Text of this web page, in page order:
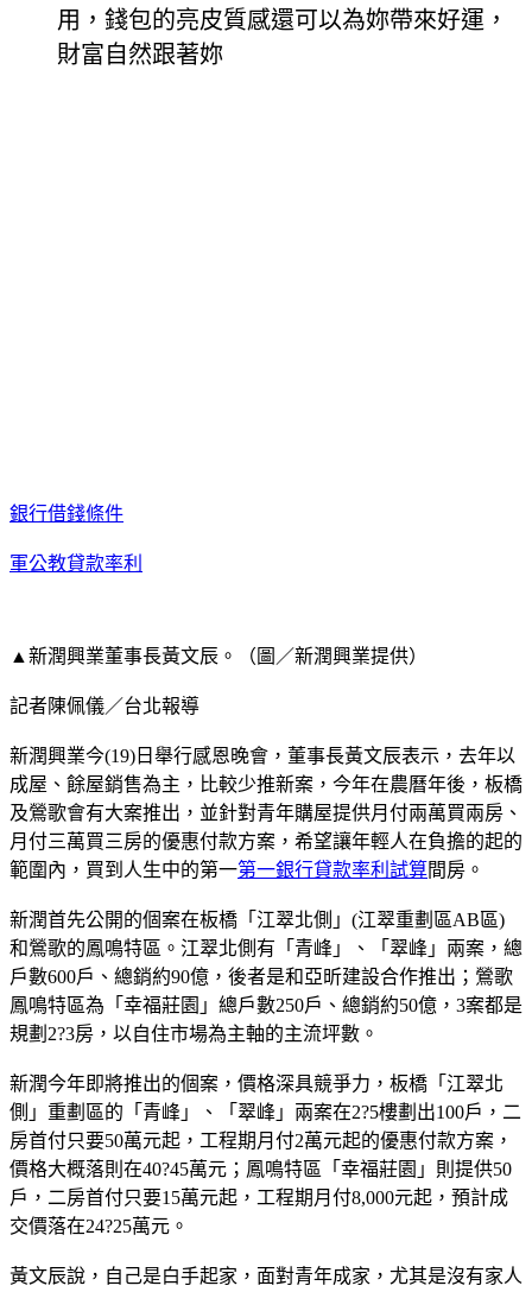
用，錢包的亮皮質感還可以為妳帶來好運，
財富自然跟著妳
銀行借錢條件
軍公教貸款率利
▲新潤興業董事長黃文辰。（圖／新潤興業提供）
記者陳佩儀／台北報導
新潤興業今(19)日舉行感恩晚會，董事長黃文辰表示，去年以
成屋、餘屋銷售為主，比較少推新案，今年在農曆年後，板橋
及鶯歌會有大案推出，並針對青年購屋提供月付兩萬買兩房、
月付三萬買三房的優惠付款方案，希望讓年輕人在負擔的起的
範圍內，買到人生中的第一第一銀行貸款率利試算間房。
新潤首先公開的個案在板橋「江翠北側」(江翠重劃區AB區)
和鶯歌的鳳鳴特區。江翠北側有「青峰」、「翠峰」兩案，總
戶數600戶、總銷約90億，後者是和亞昕建設合作推出；鶯歌
鳳鳴特區為「幸福莊園」總戶數250戶、總銷約50億，3案都是
規劃2?3房，以自住市場為主軸的主流坪數。
新潤今年即將推出的個案，價格深具競爭力，板橋「江翠北
側」重劃區的「青峰」、「翠峰」兩案在2?5樓劃出100戶，二
房首付只要50萬元起，工程期月付2萬元起的優惠付款方案，
價格大概落則在40?45萬元；鳳鳴特區「幸福莊園」則提供50
戶，二房首付只要15萬元起，工程期月付8,000元起，預計成
交價落在24?25萬元。
黃文辰說，自己是白手起家，面對青年成家，尤其是沒有家人